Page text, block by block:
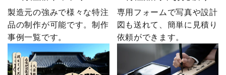
製造元の強みで様々な特注
品の制作が可能です。制作
事例一覧です。
専用フォームで写真や設計
図も送れて、簡単に見積り
依頼ができます。